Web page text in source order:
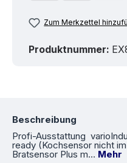
Zum Merkzettel
Produktnummer:
Beschreibung
Profi-Ausstattung
ready (Kochsensor nicht
Bratsensor Plus m… Mehr